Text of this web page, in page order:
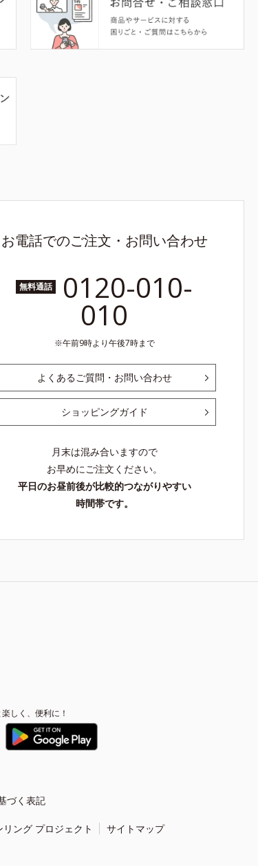
お電話でのご注文・お問い合わせ
無料通話 0120-010-
010
午前9時より午後7時まで
よくあるご質問・お問い合わせ
ショッピングガイド
月末は混み合いますので
お早めにご注文ください。
平日のお昼前後が比較的つながりやすい
時間帯です。
しく、便利に！
づく表記
ング プロジェクト サイトマップ